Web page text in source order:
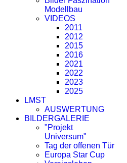
Modellbau
VIDEOS
2011
2012
2015
2016
2021
2022
2023
2025
LMST
AUSWERTUNG
BILDERGALERIE
"Projekt
Universum"
Tag der offenen Tür
Europa Star Cup